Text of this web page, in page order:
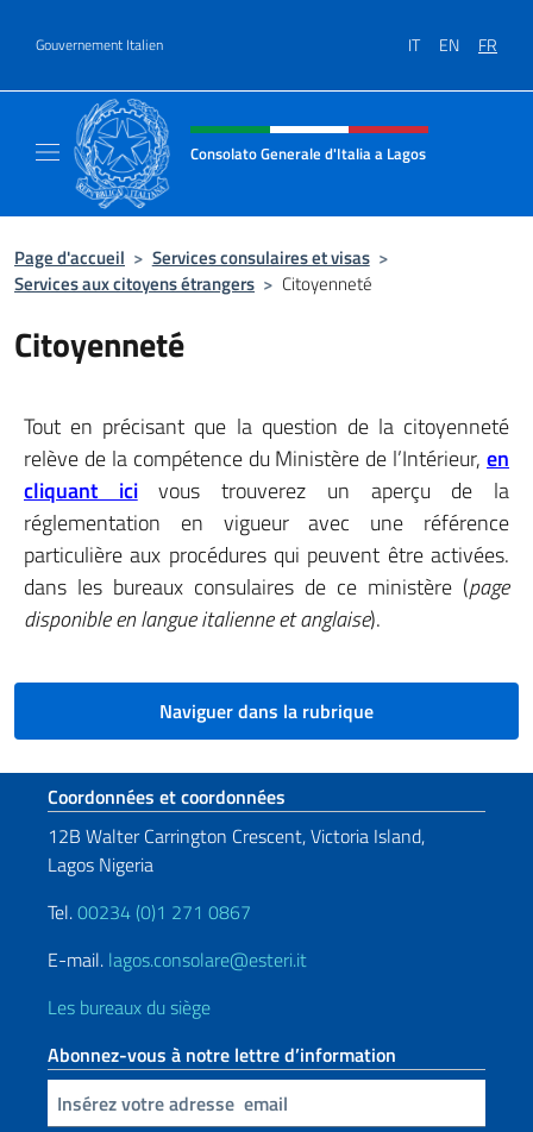
Gouvernement Italien IT EN FR
Site Web, social et en-tête de
Consolato Generale d'Italia a Lagos
Page d'accueil > Services consulaires et visas >
Services aux citoyens étrangers > Citoyenneté
Citoyenneté
Tout en précisant que la question de la citoyenneté
relève de la compétence du Ministère de l’Intérieur, en
cliquant icivous trouverez un aperçu de la
réglementation en vigueur avec une référence
particulière aux procédures qui peuvent être activées.
dans les bureaux consulaires de ce ministère (page
disponible en langue italienne et anglaise).
Naviguer dans la rubrique
Section de pied de page
Coordonnées et coordonnées
12B Walter Carrington Crescent, Victoria Island,
Lagos Nigeria
Tel.00234 (0)1 271 0867
E-mail. lagos.consolare@esteri.it
Les bureaux du siège
Abonnez-vous à notre lettre d’information
Insert your email